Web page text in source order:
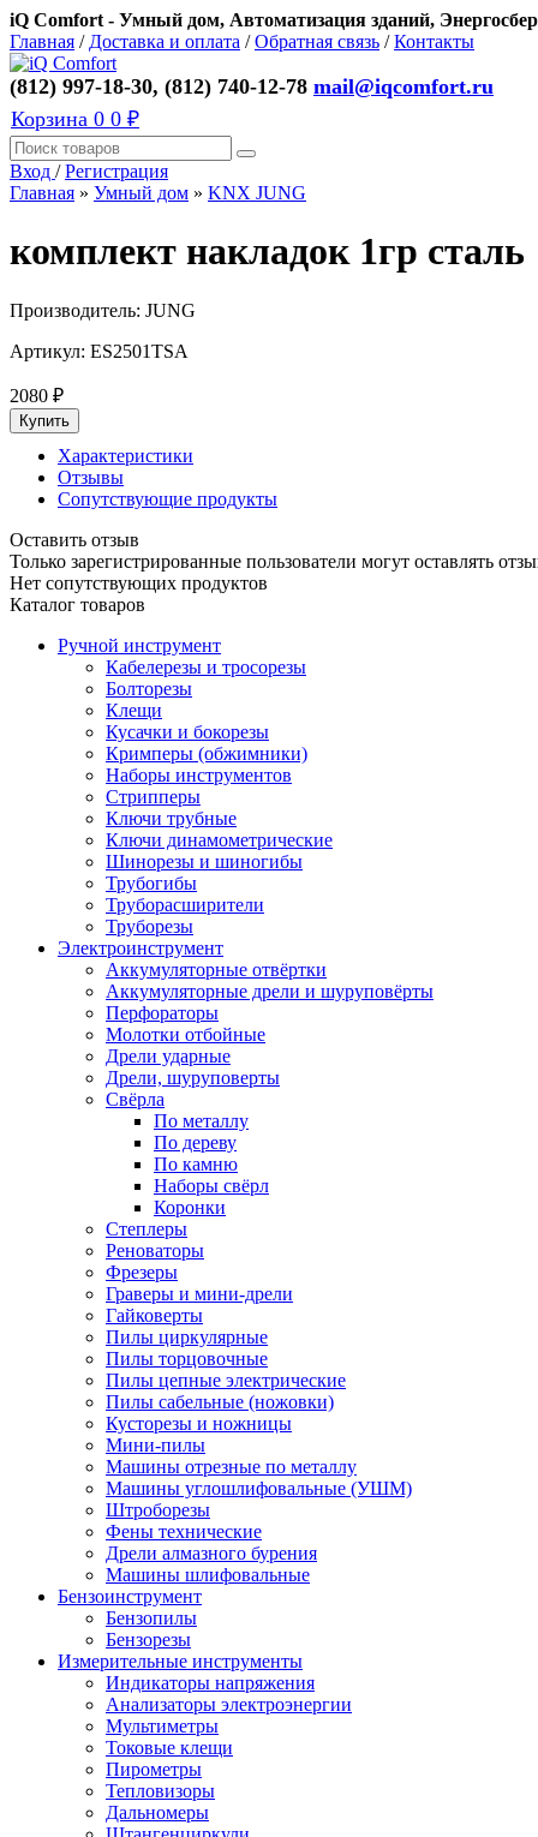
iQ Comfort - Умный дом, Автоматизация зданий,
Главная / Доставка и оплата /Обратная связь /Контакты
(812) 997-18-30, (812) 740-12-78 mail@iqcomfort.ru
Корзина 0 0 ₽
Вход /Регистрация
Главная » Умный дом » KNX JUNG
комплект накладок 1гр сталь
Производитель: JUNG
Артикул: ES2501TSA
2080 ₽
Характеристики
Отзывы
Сопутствующие продукты
Оставить отзыв
Только зарегистрированные пользователи могут оставлять
Нет сопутствующих продуктов
Каталог товаров
Ручной инструмент
Кабелерезы и тросорезы
Болторезы
Клещи
Кусачки и бокорезы
Кримперы (обжимники)
Наборы инструментов
Стрипперы
Ключи трубные
Ключи динамометрические
Шинорезы и шиногибы
Трубогибы
Труборасширители
Труборезы
Электроинструмент
Аккумуляторные отвёртки
Аккумуляторные дрели и шуруповёрты
Перфораторы
Молотки отбойные
Дрели ударные
Дрели, шуруповерты
Свёрла
По металлу
По дереву
По камню
Наборы свёрл
Коронки
Степлеры
Реноваторы
Фрезеры
Граверы и мини-дрели
Гайковерты
Пилы циркулярные
Пилы торцовочные
Пилы цепные электрические
Пилы сабельные (ножовки)
Кусторезы и ножницы
Мини-пилы
Машины отрезные по металлу
Машины углошлифовальные (УШМ)
Штроборезы
Фены технические
Дрели алмазного бурения
Машины шлифовальные
Бензоинструмент
Бензопилы
Бензорезы
Измерительные инструменты
Индикаторы напряжения
Анализаторы электроэнергии
Мультиметры
Токовые клещи
Пирометры
Тепловизоры
Дальномеры